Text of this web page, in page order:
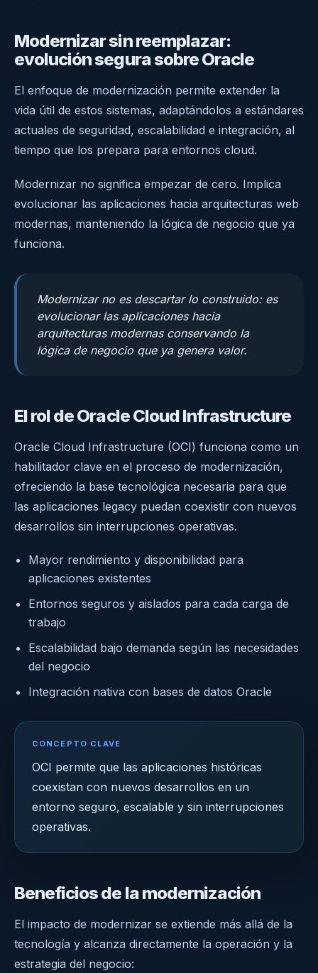
Modernizar sin reemplazar:
evolución segura sobre Oracle
El enfoque de modernización permite extender la
vida útil de estos sistemas, adaptándolos a estándares
actuales de seguridad, escalabilidad e integración, al
tiempo que los prepara para entornos cloud.
Modernizar no significa empezar de cero. Implica
evolucionar las aplicaciones hacia arquitecturas web
modernas, manteniendo la lógica de negocio que ya
funciona.
Modernizar no es descartar lo construido: es
evolucionar las aplicaciones hacia
arquitecturas modernas conservando la
lógica de negocio que ya genera valor.
El rol de Oracle Cloud Infrastructure
Oracle Cloud Infrastructure (OCI) funciona como un
habilitador clave en el proceso de modernización,
ofreciendo la base tecnológica necesaria para que
las aplicaciones legacy puedan coexistir con nuevos
desarrollos sin interrupciones operativas.
Mayor rendimiento y disponibilidad para
aplicaciones existentes
Entornos seguros y aislados para cada carga de
trabajo
Escalabilidad bajo demanda según las necesidades
del negocio
Integración nativa con bases de datos Oracle
CONCEPTO CLAVE
OCI permite que las aplicaciones históricas
coexistan con nuevos desarrollos en un
entorno seguro, escalable y sin interrupciones
operativas.
Beneficios de la modernización
El impacto de modernizar se extiende más allá de la
tecnología y alcanza directamente la operación y la
estrategia del negocio: